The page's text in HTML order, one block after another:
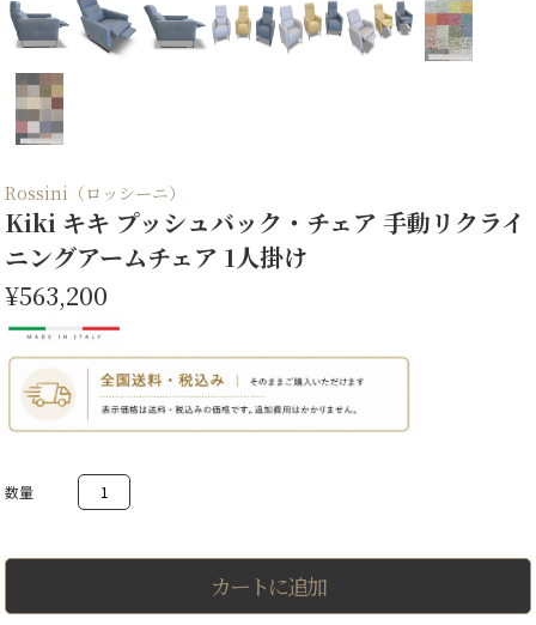
Rossini（ロッシーニ）
Kiki キキ プッシュバック・チェア 手動リクライ
ニングアームチェア 1人掛け
¥563,200
Kiki
キ
バ
カートに追加